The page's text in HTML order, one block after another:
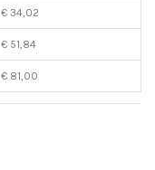
€ 34,02
€ 51,84
€ 81,00